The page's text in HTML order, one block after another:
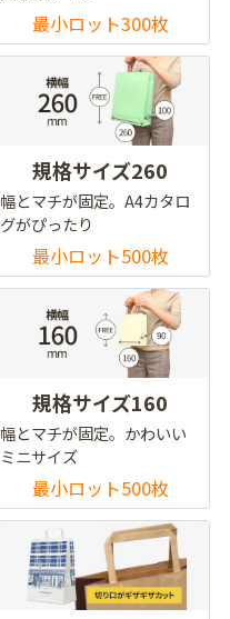
最小ロット300枚
規格サイズ260
幅とマチが固定。A4カタロ
グがぴったり
最小ロット500枚
規格サイズ160
幅とマチが固定。かわいい
ミニサイズ
最小ロット500枚